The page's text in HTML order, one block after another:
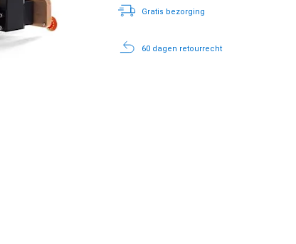
Gratis bezorging
60 dagen retourrecht